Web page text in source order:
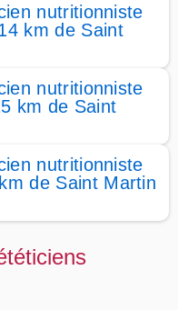
nutritionniste
km de Saint
nutritionniste
km de Saint
nutritionniste
de Saint Martin